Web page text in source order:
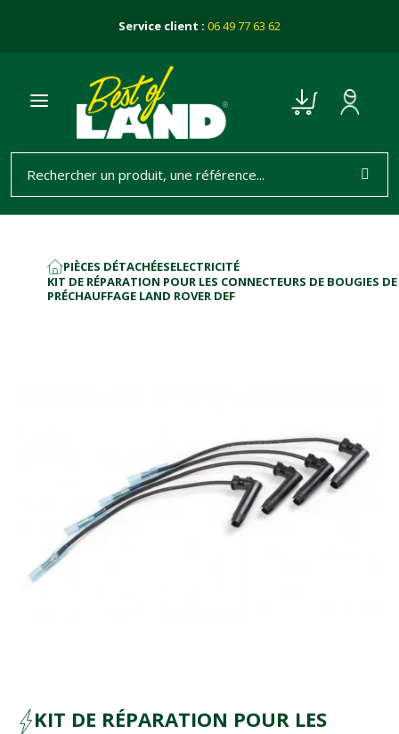
Service client : 06 49 77 63 62
ACCUEIL
PIÈCES DÉTACHÉESELECTRICITÉ
KIT DE RÉPARATION POUR LES CONNECTEURS DE BOUGIES DE
PRÉCHAUFFAGE LAND ROVER DEF
KIT DE RÉPARATION POUR LES